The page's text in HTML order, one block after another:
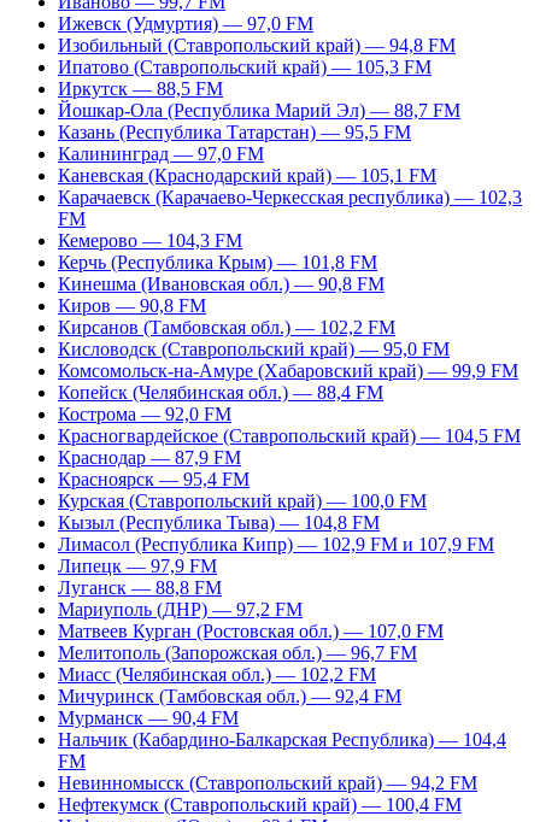
Ижевск (Удмуртия) — 97,0 FM
Изобильный (Ставропольский край) — 94,8 FM
Ипатово (Ставропольский край) — 105,3 FM
Иркутск — 88,5 FM
Йошкар-Ола (Республика Марий Эл) — 88,7 FM
Казань (Республика Татарстан) — 95,5 FM
Калининград — 97,0 FM
Каневская (Краснодарский край) — 105,1 FM
Карачаевск (Карачаево-Черкесская республика) — 102,3
FM
Кемерово — 104,3 FM
Керчь (Республика Крым) — 101,8 FM
Кинешма (Ивановская обл.) — 90,8 FM
Киров — 90,8 FM
Кирсанов (Тамбовская обл.) — 102,2 FM
Кисловодск (Ставропольский край) — 95,0 FM
Комсомольск-на-Амуре (Хабаровский край) — 99,9 FM
Копейск (Челябинская обл.) — 88,4 FM
Кострома — 92,0 FM
Красногвардейское (Ставропольский край) — 104,5 FM
Краснодар — 87,9 FM
Красноярск — 95,4 FM
Курская (Ставропольский край) — 100,0 FM
Кызыл (Республика Тыва) — 104,8 FM
Лимасол (Республика Кипр) — 102,9 FM и 107,9 FM
Липецк — 97,9 FM
Луганск — 88,8 FM
Мариуполь (ДНР) — 97,2 FM
Матвеев Курган (Ростовская обл.) — 107,0 FM
Мелитополь (Запорожская обл.) — 96,7 FM
Миасс (Челябинская обл.) — 102,2 FM
Мичуринск (Тамбовская обл.) — 92,4 FM
Мурманск — 90,4 FM
Нальчик (Кабардино-Балкарская Республика) — 104,4
FM
Невинномысск (Ставропольский край) — 94,2 FM
Нефтекумск (Ставропольский край) — 100,4 FM